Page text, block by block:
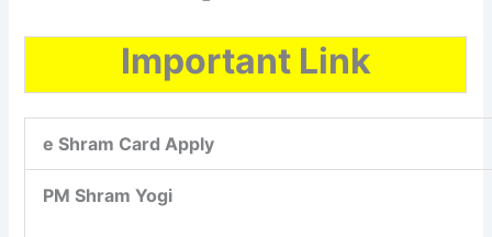
Important Link
e Shram Card Apply
PM Shram Yogi